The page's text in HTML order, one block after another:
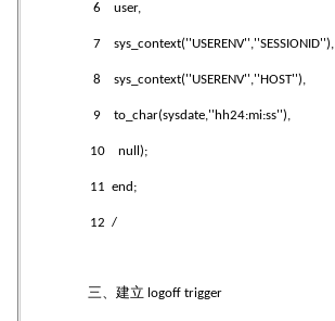
6 user,
7 sys_context(''USERENV'',''SESSIONID''),
8 sys_context(''USERENV'',''HOST''),
9 to_char(sysdate,''hh24:mi:ss''),
10 null);
11 end;
12 /
三、建立 logoff trigger